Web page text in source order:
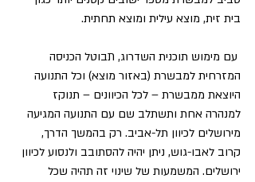
בית זית, מוצא עילית ומוצא תחתית.
עם מימוש תוכנית השדרוג, תבוטל הכניסה
המזרחית למבשרת (באזור מוצא) וכל התנועה
היוצאת ממבשרת – לכל הכיוונים – תנוקז
למנהרה אחת ותשתלב שם עם התנועה המגיעה
מירושלים לכיוון תל-אביב. רק בהמשך הדרך,
קרוב לאבו-גוש, ניתן יהיה להסתובב ולנסוע לכיוון
ירושלים. המשמעות של שינוי זה תהיה שכל